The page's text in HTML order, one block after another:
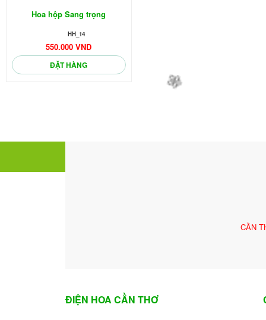
Hoa hộp Sang trọng
HH_14
550.000 VND
ĐẶT HÀNG
CẦN
ĐIỆN HOA CẦN THƠ